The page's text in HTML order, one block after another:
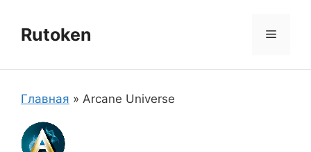
содержимому
Rutoken Меню
Главная » Arcane Universe